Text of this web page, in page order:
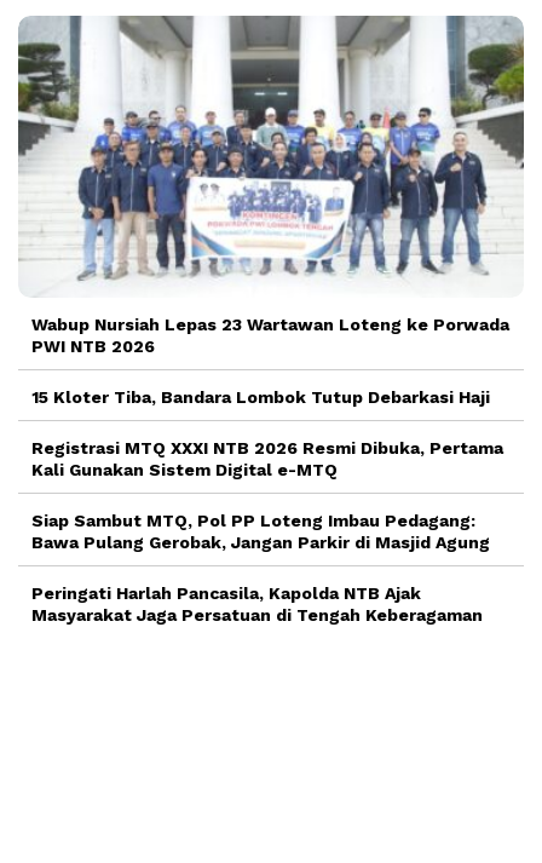
Wabup Nursiah Lepas 23 Wartawan Loteng ke Porwada
PWI NTB 2026
15 Kloter Tiba, Bandara Lombok Tutup Debarkasi Haji
Registrasi MTQ XXXI NTB 2026 Resmi Dibuka, Pertama
Kali Gunakan Sistem Digital e-MTQ
Siap Sambut MTQ, Pol PP Loteng Imbau Pedagang:
Bawa Pulang Gerobak, Jangan Parkir di Masjid Agung
Peringati Harlah Pancasila, Kapolda NTB Ajak
Masyarakat Jaga Persatuan di Tengah Keberagaman